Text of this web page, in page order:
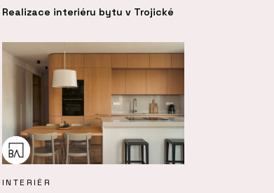
Realizace interiéru bytu v Trojické
INTERIÉR